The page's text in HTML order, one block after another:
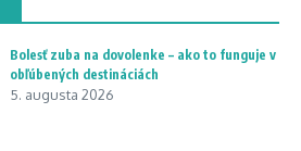
Bolesť zuba na dovolenke – ako to funguje v
obľúbených destináciách
5. augusta 2026